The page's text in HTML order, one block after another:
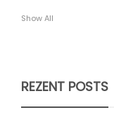
Show All
REZENT POSTS